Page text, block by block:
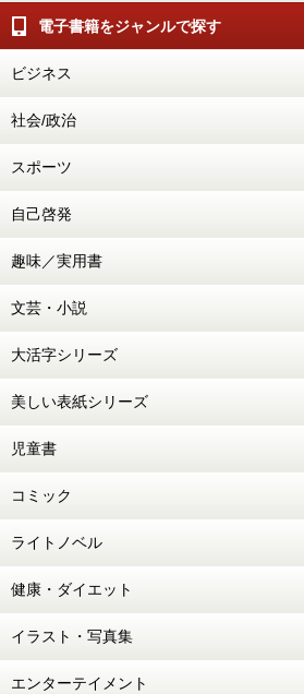
電子書籍をジャンルで探す
ビジネス
社会/政治
スポーツ
自己啓発
趣味／実用書
文芸・小説
大活字シリーズ
美しい表紙シリーズ
児童書
コミック
ライトノベル
健康・ダイエット
イラスト・写真集
エンターテイメント